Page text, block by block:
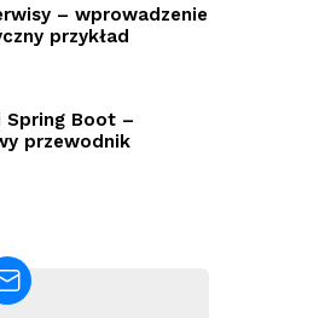
– wprowadzenie
przykład
Spring Boot –
przewodnik